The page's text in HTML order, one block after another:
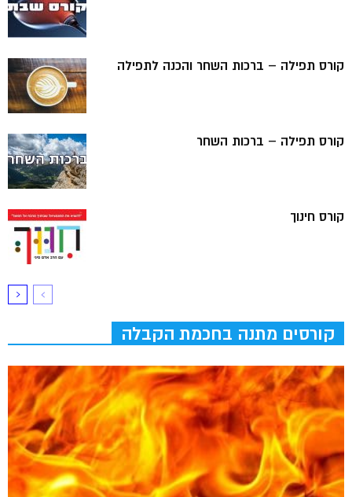
קורס תפילה – ברכות השחר והכנה לתפילה
קורס תפילה – ברכות השחר
קורס חינוך
קורסים מתנה בחכמת הקבלה